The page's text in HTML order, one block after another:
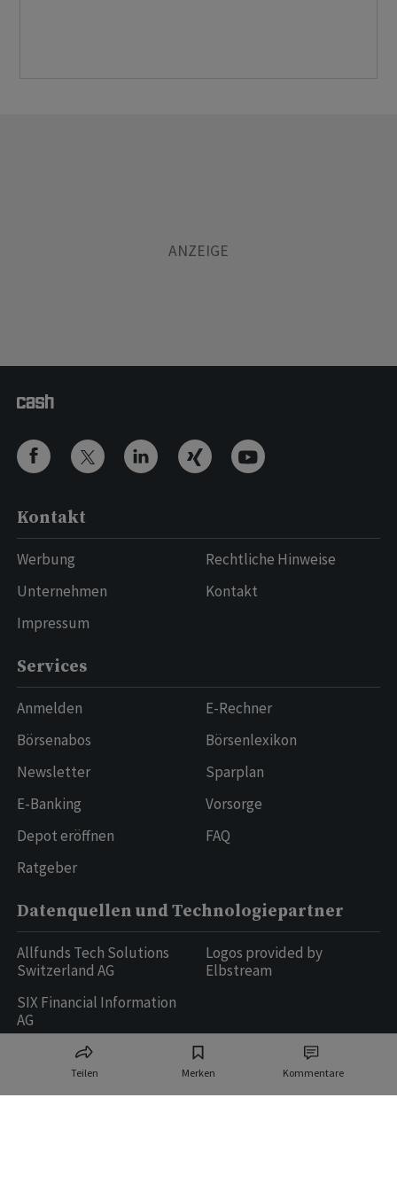
Teilen Merken Kommentare
Kontakt
Werbung
Unternehmen
Impressum
Rechtliche Hinweise
Kontakt
Services
Anmelden
Börsenabos
Newsletter
E-Banking
Depot eröffnen
Ratgeber
E-Rechner
Börsenlexikon
Sparplan
Vorsorge
FAQ
Datenquellen und Technologiepartner
Allfunds Tech Solutions
Switzerland AG
SIX Financial Information
AG
Logos provided by
Elbstream